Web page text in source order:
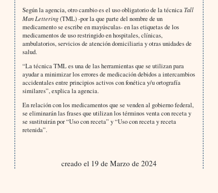
Según la agencia, otro cambio es el uso obligatorio de la técnica Tall
Man Lettering(TML) -por la que parte del nombre de un
medicamento se escribe en mayúsculas- en las etiquetas de los
medicamentos de uso restringido en hospitales, clínicas,
ambulatorios, servicios de atención domiciliaria y otras unidades de
salud.
“La técnica TML es una de las herramientas que se utilizan para
ayudar a minimizar los errores de medicación debidos a intercambios
accidentales entre principios activos con fonética y/u ortografía
similares”, explica la agencia.
En relación con los medicamentos que se venden al gobierno federal,
se eliminarán las frases que utilizan los términos venta con receta y
se sustituirán por “Uso con receta” y “Uso con receta y receta
retenida”.
creado el 19 de Marzo de 2024